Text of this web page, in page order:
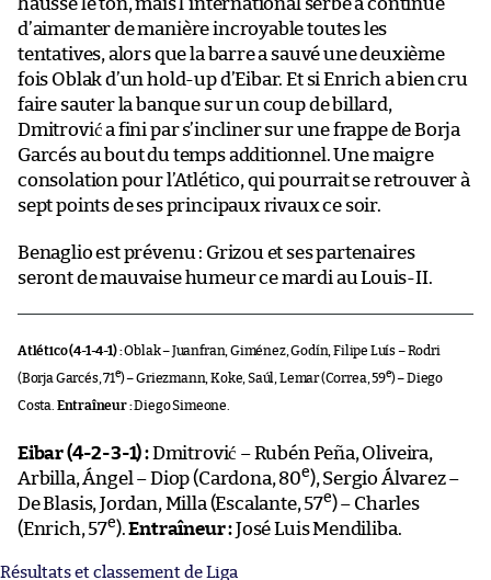
d’aimanter de manière incroyable toutes les
tentatives, alors que la barre a sauvé une deuxième
fois Oblak d’un hold-up d’Eibar. Et si Enrich a bien cru
faire sauter la banque sur un coup de billard,
Dmitrović a fini par s’incliner sur une frappe de Borja
Garcés au bout du temps additionnel. Une maigre
consolation pour l’Atlético, qui pourrait se retrouver à
sept points de ses principaux rivaux ce soir.
Benaglio est prévenu : Grizou et ses partenaires
seront de mauvaise humeur ce mardi au Louis-II.
Atlético (4-1-4-1) :Oblak – Juanfran, Giménez, Godín, Filipe Luís – Rodri
(Borja Garcés, 71e) – Griezmann, Koke, Saúl, Lemar (Correa, 59e) – Diego
Costa. Entraîneur :Diego Simeone.
Eibar (4-2-3-1) :Dmitrović – Rubén Peña, Oliveira,
Arbilla, Ángel – Diop (Cardona, 80e), Sergio Álvarez –
De Blasis, Jordan, Milla (Escalante, 57e) – Charles
(Enrich, 57e).Entraîneur :José Luis Mendiliba.
Résultats et classement de Liga